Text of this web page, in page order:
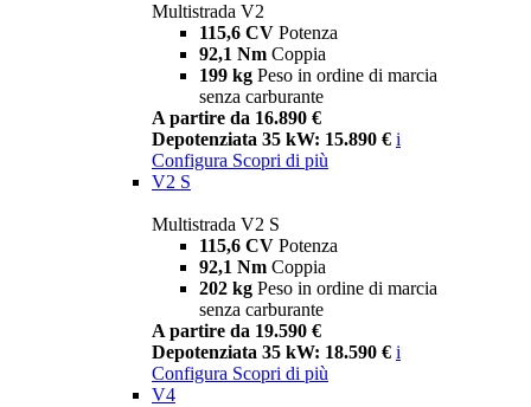
Multistrada V2
115,6 CV Potenza
92,1 Nm Coppia
199 kg Peso in ordine di marcia
senza carburante
A partire da 16.890 €
Depotenziata 35 kW: 15.890 € i
Configura Scopri di più
V2 S
Multistrada V2 S
115,6 CV Potenza
92,1 Nm Coppia
202 kg Peso in ordine di marcia
senza carburante
A partire da 19.590 €
Depotenziata 35 kW: 18.590 € i
Configura Scopri di più
V4